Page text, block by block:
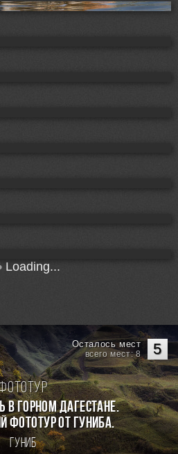
Loading...
5
Осталось мест
всего мест: 8
в горном Дагестане.
фототур от Гуниба.
Гуниб